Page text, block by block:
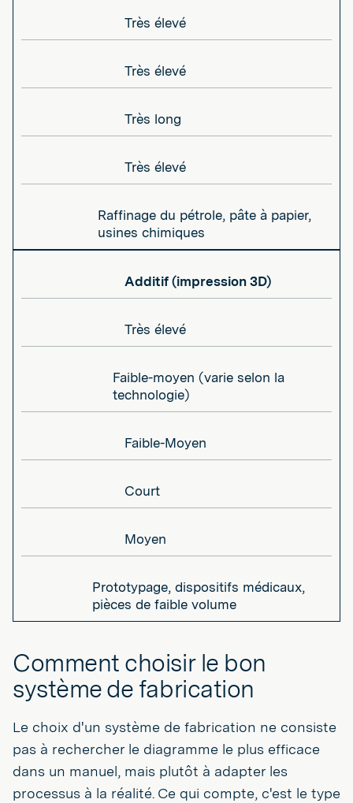
Très élevé
Très élevé
Très long
Très élevé
Raffinage du pétrole, pâte à papier,
usines chimiques
Additif (impression 3D)
Très élevé
Faible-moyen (varie selon la
technologie)
Faible-Moyen
Court
Moyen
Prototypage, dispositifs médicaux,
pièces de faible volume
Comment choisir le bon
système de fabrication
Le choix d'un système de fabrication ne consiste
pas à rechercher le diagramme le plus efficace
dans un manuel, mais plutôt à adapter les
processus à la réalité. Ce qui compte, c'est le type